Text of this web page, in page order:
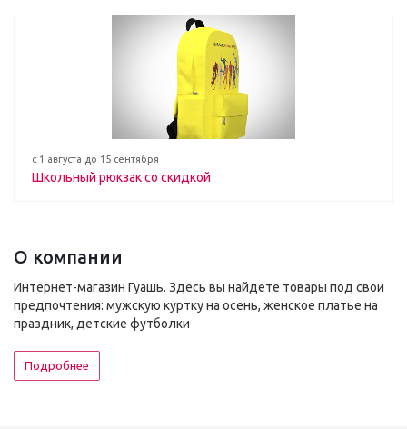
с 1 августа до 15 сентября
Школьный рюкзак со скидкой
О компании
Интернет-магазин Гуашь. Здесь вы найдете товары под свои
предпочтения: мужскую куртку на осень, женское платье на
праздник, детские футболки
Подробнее